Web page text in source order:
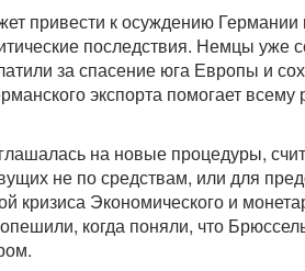
привести к осуждению
последствия. Немцы уже
за спасение юга Европы и
экспорта помогает
на новые процедуры,
не по средствам, или для
кризиса Экономического и
когда поняли, что